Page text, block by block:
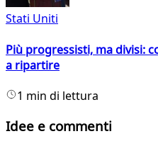
Stati Uniti
Più progressisti, ma divisi:
a ripartire
1 min di lettura
Idee e commenti